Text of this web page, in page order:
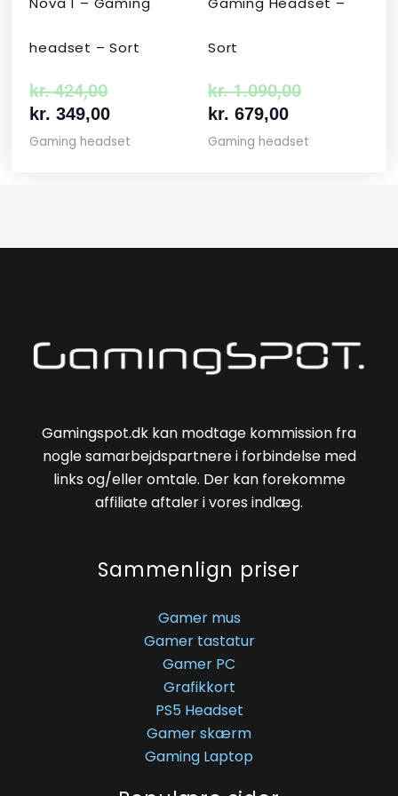
headset – Sort
kr.424,00
kr. 349,00
Gaming headset
Sort
kr.1.090,00
kr. 679,00
Gaming headset
Gamingspot.dk kan modtage kommission fra
nogle samarbejdspartnere i forbindelse med
links og/eller omtale. Der kan forekomme
affiliate aftaler i vores indlæg.
Sammenlign priser
Gamer mus
Gamer tastatur
Gamer PC
Grafikkort
PS5 Headset
Gamer skærm
Gaming Laptop